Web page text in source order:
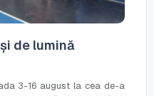
de lumină
3-16 august la cea de-a